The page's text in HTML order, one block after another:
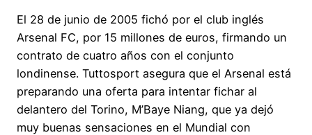
El 28 de junio de 2005 fichó por el club inglés
Arsenal FC, por 15 millones de euros, firmando un
contrato de cuatro años con el conjunto
londinense. Tuttosport asegura que el Arsenal está
preparando una oferta para intentar fichar al
delantero del Torino, M’Baye Niang, que ya dejó
muy buenas sensaciones en el Mundial con